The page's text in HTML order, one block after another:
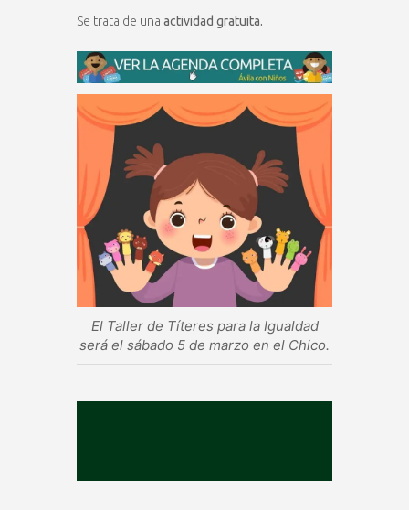
Se trata de una actividad gratuita.
El Taller de Títeres para la Igualdad
será el sábado 5 de marzo en el Chico.